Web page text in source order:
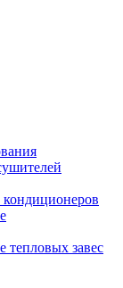
тепловых завес